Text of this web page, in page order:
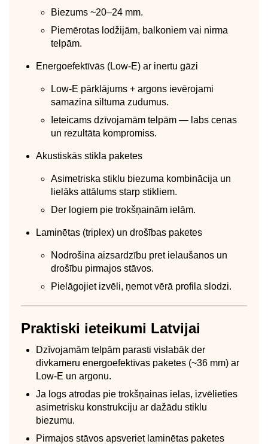
Biezums ~20–24 mm.
Piemērotas lodžijām, balkoniem vai nirma
telpām.
Energoefektīvās (Low‑E) ar inertu gāzi
Low‑E pārklājums + argons ievērojami
samazina siltuma zudumus.
Ieteicams dzīvojamām telpām — labs cenas
un rezultāta kompromiss.
Akustiskās stikla paketes
Asimetriska stiklu biezuma kombinācija un
lielāks attālums starp stikliem.
Der logiem pie trokšņainām ielām.
Laminētas (triplex) un drošības paketes
Nodrošina aizsardzību pret ielaušanos un
drošību pirmajos stāvos.
Pielāgojiet izvēli, ņemot vērā profila slodzi.
Praktiski ieteikumi Latvijai
Dzīvojamām telpām parasti vislabāk der
divkameru energoefektīvas paketes (~36 mm) ar
Low‑E un argonu.
Ja logs atrodas pie trokšņainas ielas, izvēlieties
asimetrisku konstrukciju ar dažādu stiklu
biezumu.
Pirmajos stāvos apsveriet laminētas paketes